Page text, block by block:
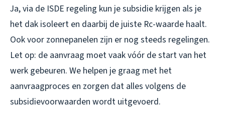
Ja, via de ISDE regeling kun je subsidie krijgen als je
het dak isoleert en daarbij de juiste Rc-waarde haalt.
Ook voor zonnepanelen zijn er nog steeds regelingen.
Let op: de aanvraag moet vaak vóór de start van het
werk gebeuren. We helpen je graag met het
aanvraagproces en zorgen dat alles volgens de
subsidievoorwaarden wordt uitgevoerd.